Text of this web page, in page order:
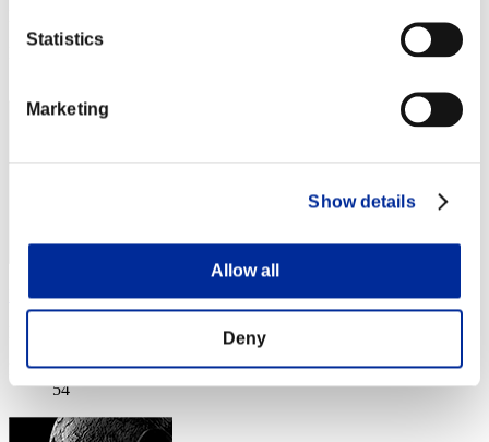
Statistics
Marketing
Show details
Allow all
Deny
Indistinct_Chatter
Posición
54